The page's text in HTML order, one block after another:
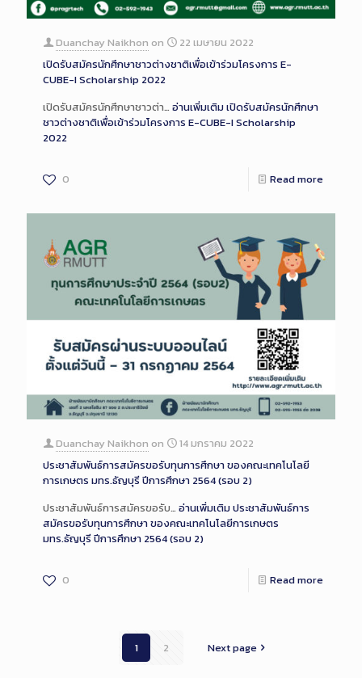
Duanchay Naikhon on
22 เมษายน 2022
เปิดรับสมัครนักศึกษาชาวต่างชาติเพื่อเข้าร่วมโครงการ E-
CUBE-I Scholarship 2022
เปิดรับสมัครนักศึกษาชาวต่า… อ่านเพิ่มเติมเปิดรับสมัครนักศึกษา
ชาวต่างชาติเพื่อเข้าร่วมโครงการ E-CUBE-I Scholarship
2022
0 Read more
Duanchay Naikhon on
14 มกราคม 2022
ประชาสัมพันธ์การสมัครขอรับทุนการศึกษา ของคณะเทคโนโลยี
การเกษตร มทร.ธัญบุรี ปีการศึกษา 2564 (รอบ 2)
ประชาสัมพันธ์การสมัครขอรับ… อ่านเพิ่มเติมประชาสัมพันธ์การ
สมัครขอรับทุนการศึกษา ของคณะเทคโนโลยีการเกษตร
มทร.ธัญบุรี ปีการศึกษา 2564 (รอบ 2)
0 Read more
1 2 Next page